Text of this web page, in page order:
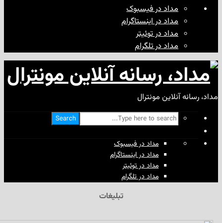
مداد در فیسبوک
مداد در اینستاگرام
مداد در توئیتر
مداد در تلگرام
مونترال
Search
مداد در فیسبوک
مداد در اینستاگرام
مداد در توئیتر
مداد در تلگرام